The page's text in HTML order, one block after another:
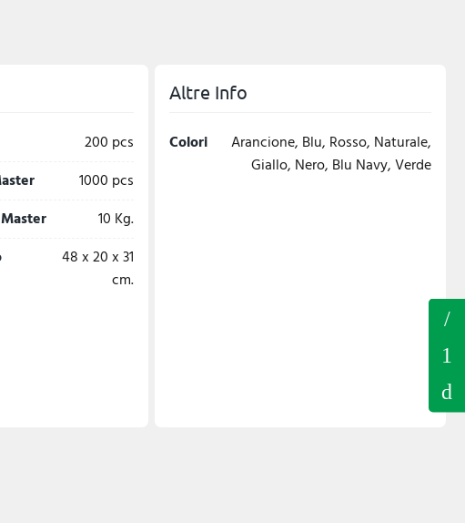
200 pcs
1000 pcs
10 Kg.
48 x 20 x 31
cm.
Altre Info
Colori
Arancione, Blu, Rosso, Naturale,
Giallo, Nero, Blu Navy, Verde